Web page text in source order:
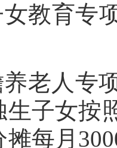
育专项
人专项
生子女按
每月